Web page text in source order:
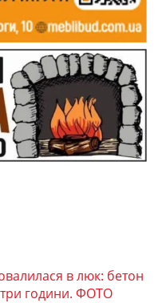
в люк: бетон
три години. ФОТО